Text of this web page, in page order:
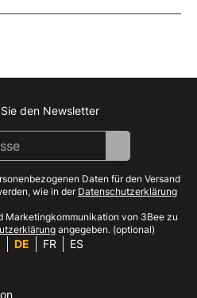
Instagram
Facebook
Linkedin
Youtube
den Newsletter
Daten für den Versand
wie in der Datenschutzerklärung
Marketingkommunikation von 3Bee zu
angegeben. (optional)
DE FR ES